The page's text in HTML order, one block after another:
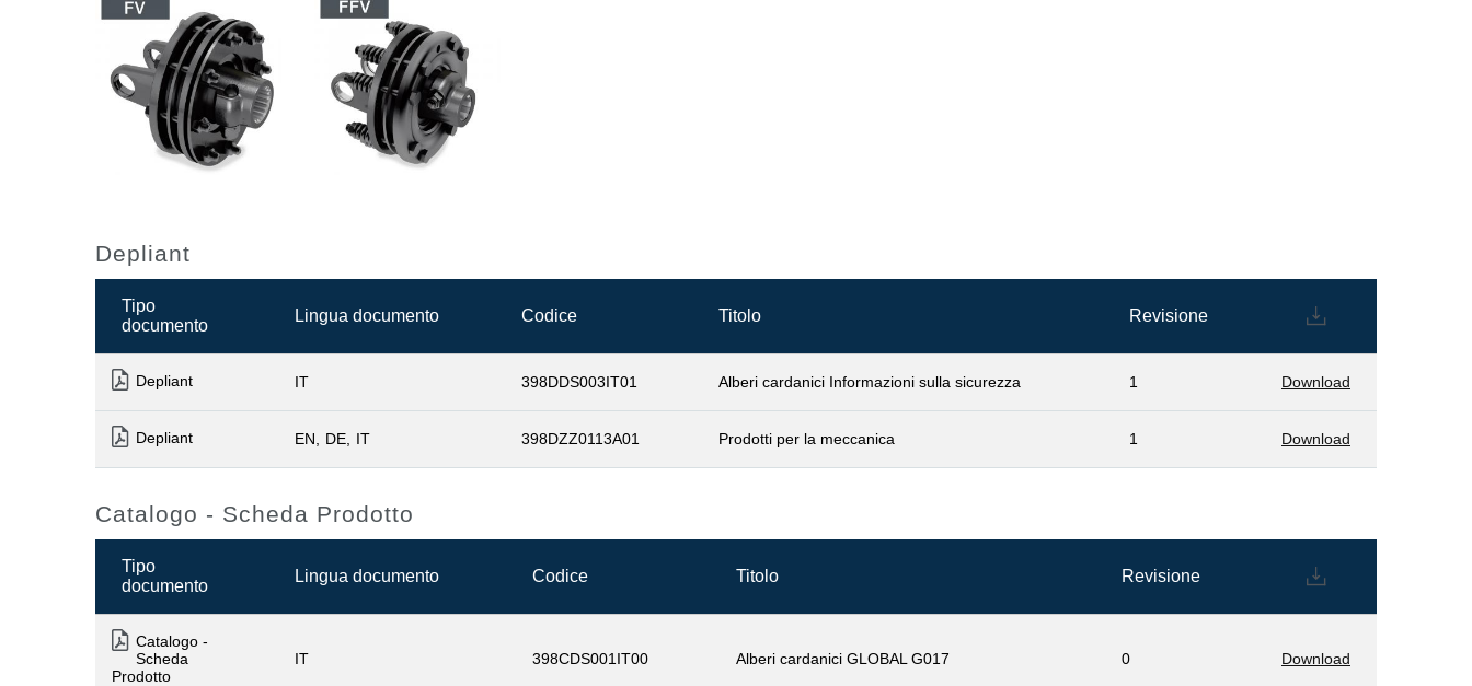
Depliant
Tipo
documento
Lingua documento Codice Titolo Revisione
Depliant IT 398DDS003IT01 Alberi cardanici Informazioni sulla sicurezza 1 Download
Depliant EN DE IT 398DZZ0113A01 Prodotti per la meccanica 1 Download
Catalogo - Scheda Prodotto
Tipo
documento
Lingua documento Codice Titolo Revisione
Catalogo -
Scheda
Prodotto
IT 398CDS001IT00 Alberi cardanici GLOBAL G017 0 Download